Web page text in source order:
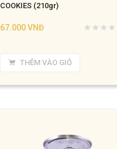
COOKIES (210gr)
67.000VNĐ
THÊM VÀO GIỎ